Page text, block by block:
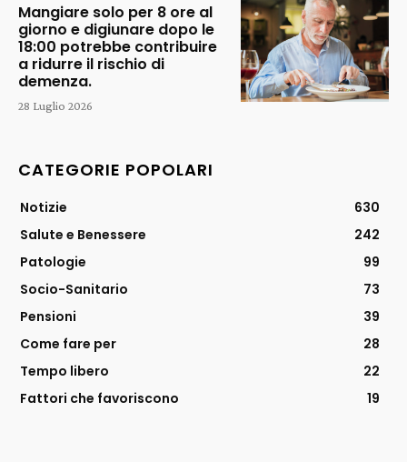
Mangiare solo per 8 ore al
giorno e digiunare dopo le
18:00 potrebbe contribuire
a ridurre il rischio di
demenza.
28 Luglio 2026
CATEGORIE POPOLARI
Notizie
630
Salute e Benessere
242
Patologie
99
Socio-Sanitario
73
Pensioni
39
Come fare per
28
Tempo libero
22
Fattori che favoriscono
19